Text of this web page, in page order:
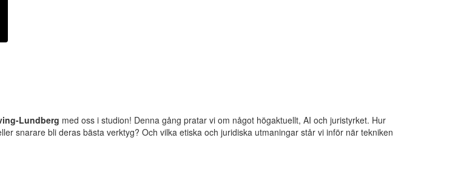
Lundberg med oss i studion! Denna gång pratar vi om något högaktuellt, AI och juristyrket. Hur
snarare bli deras bästa verktyg? Och vilka etiska och juridiska utmaningar står vi inför när tekniken